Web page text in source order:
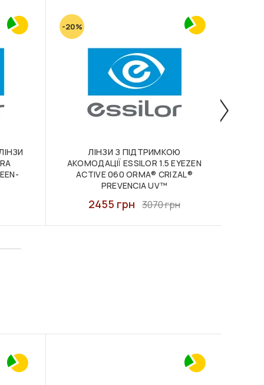
-20%
ЛІНЗИ З ПІДТРИМКОЮ
АКОМОДАЦІЇ ESSILOR 1.5 EYEZEN
ACTIVE 060 ORMA® CRIZAL®
PREVENCIA UV™
2455 грн 3070 грн